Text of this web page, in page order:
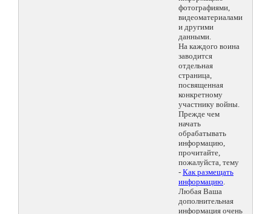
фотографиями,
видеоматериалами
и другими
данными.
На каждого воина
заводится
отдельная
страница,
посвященная
конкретному
участнику войны.
Прежде чем
начать
обрабатывать
информацию,
прочитайте,
пожалуйста, тему
- Как размещать
информацию.
Любая Ваша
дополнительная
информация очень